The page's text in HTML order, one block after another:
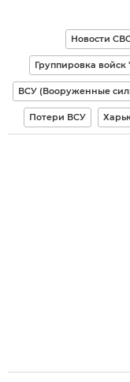
Новости
Группировка войск
ВСУ (Вооруженные
Потери ВСУ